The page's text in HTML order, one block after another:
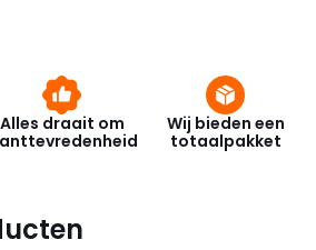
Alles draait om
Wij bieden een
totaalpakket